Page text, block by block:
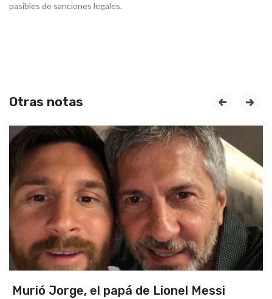
pasibles de sanciones legales.
Otras notas
de Lionel Messi
Triunfo en un
prev next